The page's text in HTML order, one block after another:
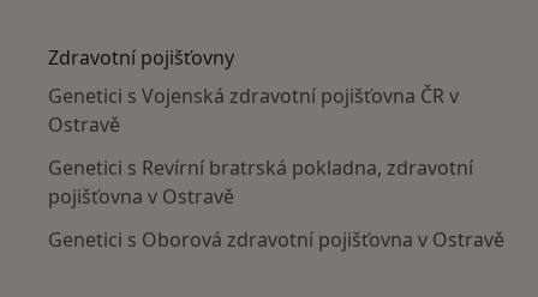
Zdravotní pojišťovny
Genetici s Vojenská zdravotní pojišťovna ČR v
Ostravě
Genetici s Revírní bratrská pokladna, zdravotní
pojišťovna v Ostravě
Genetici s Oborová zdravotní pojišťovna v Ostravě